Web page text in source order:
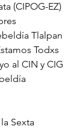
(CIPOG-EZ)
Tlalpan
Todxs
al CIN y CIG
Sexta